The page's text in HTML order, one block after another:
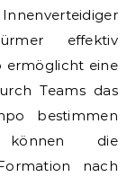
effektiv
ermöglicht eine
Teams das
bestimmen
die
nach